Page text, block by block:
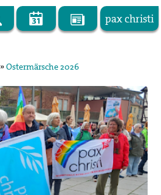
pax christi
»Ostermärsche 2026